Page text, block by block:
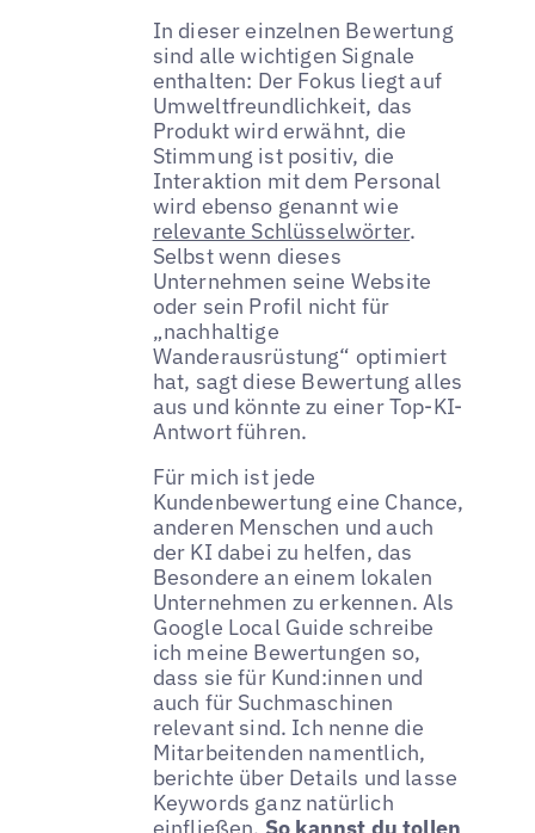
In dieser einzelnen Bewertung
sind alle wichtigen Signale
enthalten: Der Fokus liegt auf
Umweltfreundlichkeit, das
Produkt wird erwähnt, die
Stimmung ist positiv, die
Interaktion mit dem Personal
wird ebenso genannt wie
relevante Schlüsselwörter.
Selbst wenn dieses
Unternehmen seine Website
oder sein Profil nicht für
„nachhaltige
Wanderausrüstung“ optimiert
hat, sagt diese Bewertung alles
aus und könnte zu einer Top-KI-
Antwort führen.
Für mich ist jede
Kundenbewertung eine Chance,
anderen Menschen und auch
der KI dabei zu helfen, das
Besondere an einem lokalen
Unternehmen zu erkennen. Als
Google Local Guide schreibe
ich meine Bewertungen so,
dass sie für Kund:innen und
auch für Suchmaschinen
relevant sind. Ich nenne die
Mitarbeitenden namentlich,
berichte über Details und lasse
Keywords ganz natürlich
einfließen. So kannst du tollen